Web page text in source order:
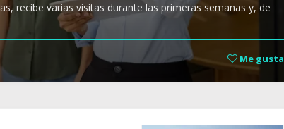
recibe varias visitas durante las primeras semanas y, de
Me gusta